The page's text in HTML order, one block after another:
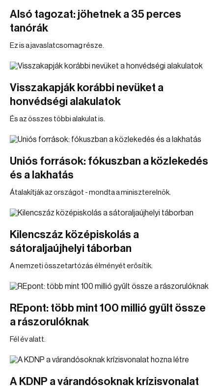
Alsó tagozat: jöhetnek a 35 perces
tanórák
Ez is a javaslatcsomag része.
Visszakapják korábbi nevüket a
honvédségi alakulatok
És az összes többi alakulat is.
Uniós források: fókuszban a közlekedés
és a lakhatás
Átalakítják az országot - mondta a miniszterelnök.
Kilencszáz középiskolás a
sátoraljaújhelyi táborban
A nemzeti összetartózás élményét erősítik.
REpont: több mint 100 millió gyűlt össze
a rászorulóknak
Fél év alatt.
A KDNP a várandósoknak krízisvonalat